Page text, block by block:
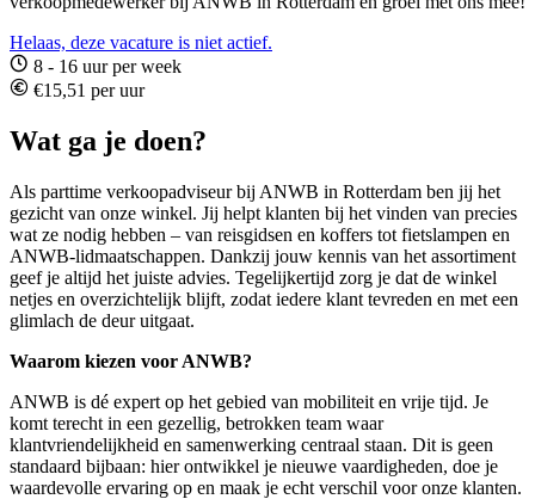
Helaas, deze vacature is niet actief.
8 - 16 uur per week
€15,51 per uur
Wat ga je doen?
Als parttime verkoopadviseur bij ANWB in Rotterdam ben jij het
gezicht van onze winkel. Jij helpt klanten bij het vinden van precies
wat ze nodig hebben – van reisgidsen en koffers tot fietslampen en
ANWB-lidmaatschappen. Dankzij jouw kennis van het assortiment
geef je altijd het juiste advies. Tegelijkertijd zorg je dat de winkel
netjes en overzichtelijk blijft, zodat iedere klant tevreden en met een
glimlach de deur uitgaat.
Waarom kiezen voor ANWB?
ANWB is dé expert op het gebied van mobiliteit en vrije tijd. Je
komt terecht in een gezellig, betrokken team waar
klantvriendelijkheid en samenwerking centraal staan. Dit is geen
standaard bijbaan: hier ontwikkel je nieuwe vaardigheden, doe je
waardevolle ervaring op en maak je echt verschil voor onze klanten.